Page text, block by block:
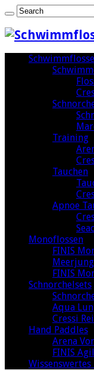
Training
Tauchen
Apnoe
Monoflossen
FINIS
FINIS
Schnorchelsets
Aqua
Cressi
Hand Paddles
Arena
FINIS